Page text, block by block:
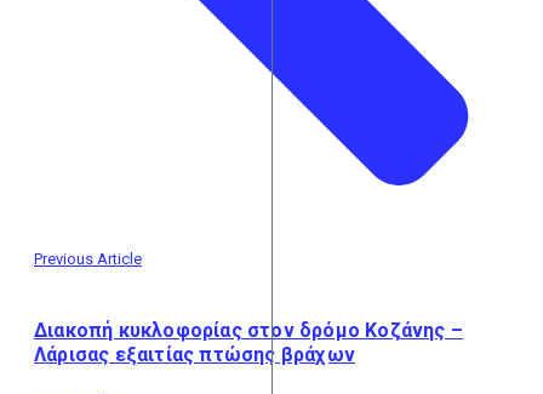
Previous Article
Διακοπή κυκλοφορίας στον δρόμο Κοζάνης –
Λάρισας εξαιτίας πτώσης βράχων